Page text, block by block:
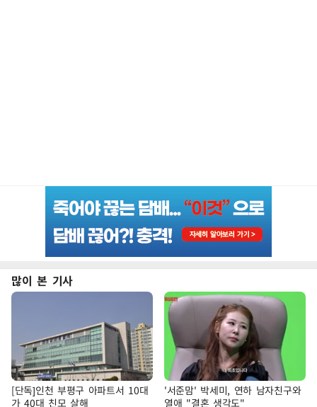
많이 본 기사
[단독]인천 부평구 아파트서 10대
가 40대 친모 살해
'서준맘' 박세미, 연하 남자친구와
열애 "결혼 생각도"